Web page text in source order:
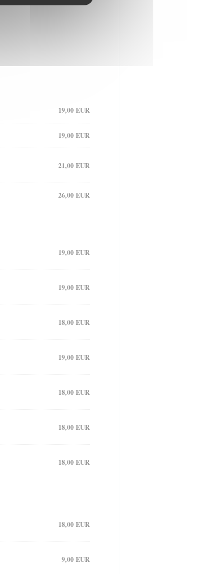
19,00 EUR
19,00 EUR
21,00 EUR
26,00 EUR
19,00 EUR
19,00 EUR
18,00 EUR
19,00 EUR
18,00 EUR
18,00 EUR
18,00 EUR
18,00 EUR
9,00 EUR